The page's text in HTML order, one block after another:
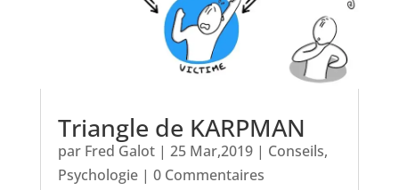
Triangle de KARPMAN
par Fred Galot| 25 Mar,2019| Conseils,
Psychologie| 0 Commentaires